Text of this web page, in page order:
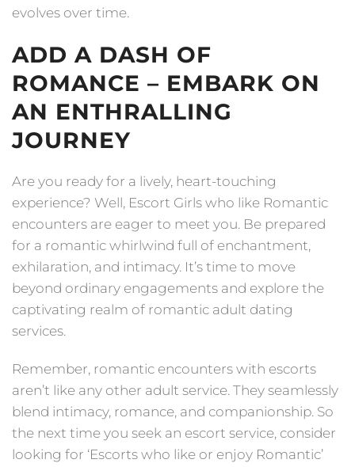
evolves over time.
ADD A DASH OF
ROMANCE – EMBARK ON
AN ENTHRALLING
JOURNEY
Are you ready for a lively, heart-touching
experience? Well, Escort Girls who like Romantic
encounters are eager to meet you. Be prepared
for a romantic whirlwind full of enchantment,
exhilaration, and intimacy. It’s time to move
beyond ordinary engagements and explore the
captivating realm of romantic adult dating
services.
Remember, romantic encounters with escorts
aren’t like any other adult service. They seamlessly
blend intimacy, romance, and companionship. So
the next time you seek an escort service, consider
looking for ‘Escorts who like or enjoy Romantic’